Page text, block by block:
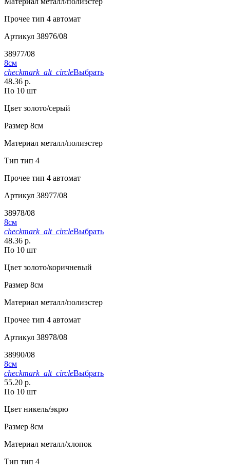
Прочее тип 4 автомат
Артикул 38976/08
38977/08
8см
checkmark_alt_circleВыбрать
48.36 р.
По 10 шт
Цвет золото/серый
Размер 8см
Материал металл/полиэстер
Тип тип 4
Прочее тип 4 автомат
Артикул 38977/08
38978/08
8см
checkmark_alt_circleВыбрать
48.36 р.
По 10 шт
Цвет золото/коричневый
Размер 8см
Материал металл/полиэстер
Прочее тип 4 автомат
Артикул 38978/08
38990/08
8см
checkmark_alt_circleВыбрать
55.20 р.
По 10 шт
Цвет никель/экрю
Размер 8см
Материал металл/хлопок
Тип тип 4